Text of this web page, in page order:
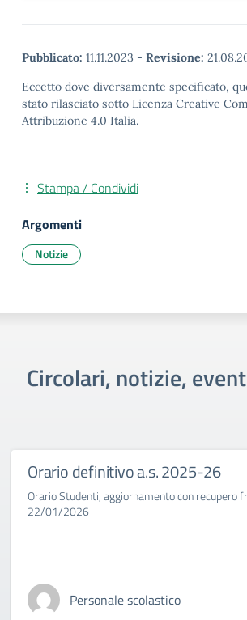
Pubblicato: 11.11.2023 - Revisione:
Eccetto dove diversamente specificato,
stato rilasciato sotto Licenza Creative
Attribuzione 4.0 Italia.
Stampa / Condividi
Argomenti
Notizie
Circolari, notizie,
Orario definitivo a.s. 2025-26
Orario Studenti, aggiornamento con recupero
22/01/2026
Personale scolastico